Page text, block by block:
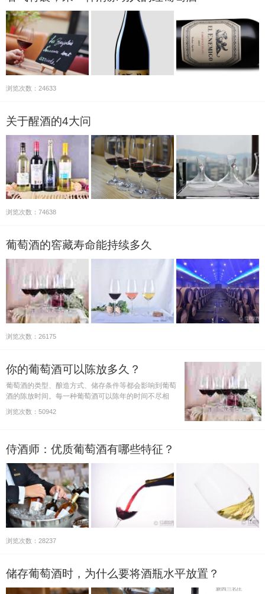
浏览次数：24633
关于醒酒的4大问
浏览次数：74638
葡萄酒的窖藏寿命能持续多久
浏览次数：26175
你的葡萄酒可以陈放多久？
葡萄酒的类型、酿造方式、储存条件等都会影响到葡萄
酒的陈放时间。每一种葡萄酒可以陈年的时间不尽相
同，你的葡萄酒可以陈放多久呢？
浏览次数：50942
侍酒师：优质葡萄酒有哪些特征？
浏览次数：28237
储存葡萄酒时，为什么要将酒瓶水平放置？